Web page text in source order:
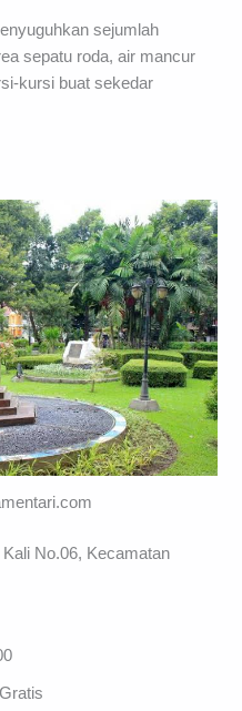
sejumlah
sepatu roda, air mancur
kursi buat sekedar
No.06, Kecamatan
Gratis